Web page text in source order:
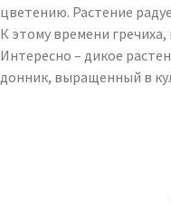
цветению. Растение
К этому времени
Интересно – дикое
донник, выращенный в